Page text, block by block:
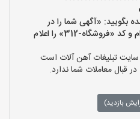
بگویید: «آگهی شما را در
سایت «آهن آلاتی ها» دیده ام و کد «فروشگاه-312» را اعلام
تبلیغات آهن آلات است
قبال معاملات شما ندارد.
بازدید)